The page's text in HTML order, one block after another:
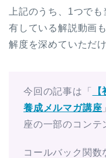
上記のうち、1つで
有している解説動画
解度を深めていただ
今回の記事は「
養成メルマガ講座
座の一部のコンテ
コールバック関